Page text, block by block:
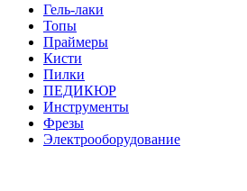
Гель-лаки
Топы
Праймеры
Кисти
Пилки
ПЕДИКЮР
Инструменты
Фрезы
Электрооборудование